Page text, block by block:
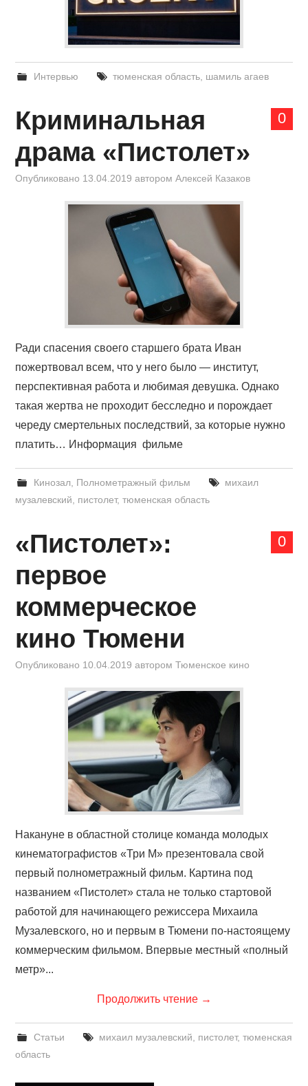
Интервью тюменская область, шамиль агаев
0
Криминальная
драма «Пистолет»
Опубликовано 13.04.2019 авторомАлексей Казаков
Ради спасения своего старшего брата Иван
пожертвовал всем, что у него было — институт,
перспективная работа и любимая девушка. Однако
такая жертва не проходит бесследно и порождает
череду смертельных последствий, за которые нужно
платить… Информация фильме
Кинозал Полнометражный фильм
михаил
музалевский
пистолет,тюменская область
0
«Пистолет»:
первое
коммерческое
кино Тюмени
Опубликовано 10.04.2019 авторомТюменское кино
Накануне в областной столице команда молодых
кинематографистов «Три М» презентовала свой
первый полнометражный фильм. Картина под
названием «Пистолет» стала не только стартовой
работой для начинающего режиссера Михаила
Музалевского, но и первым в Тюмени по-настоящему
коммерческим фильмом. Впервые местный «полный
метр»...
Продолжить чтение →
Статьи михаил музалевский пистолет, тюменская
область